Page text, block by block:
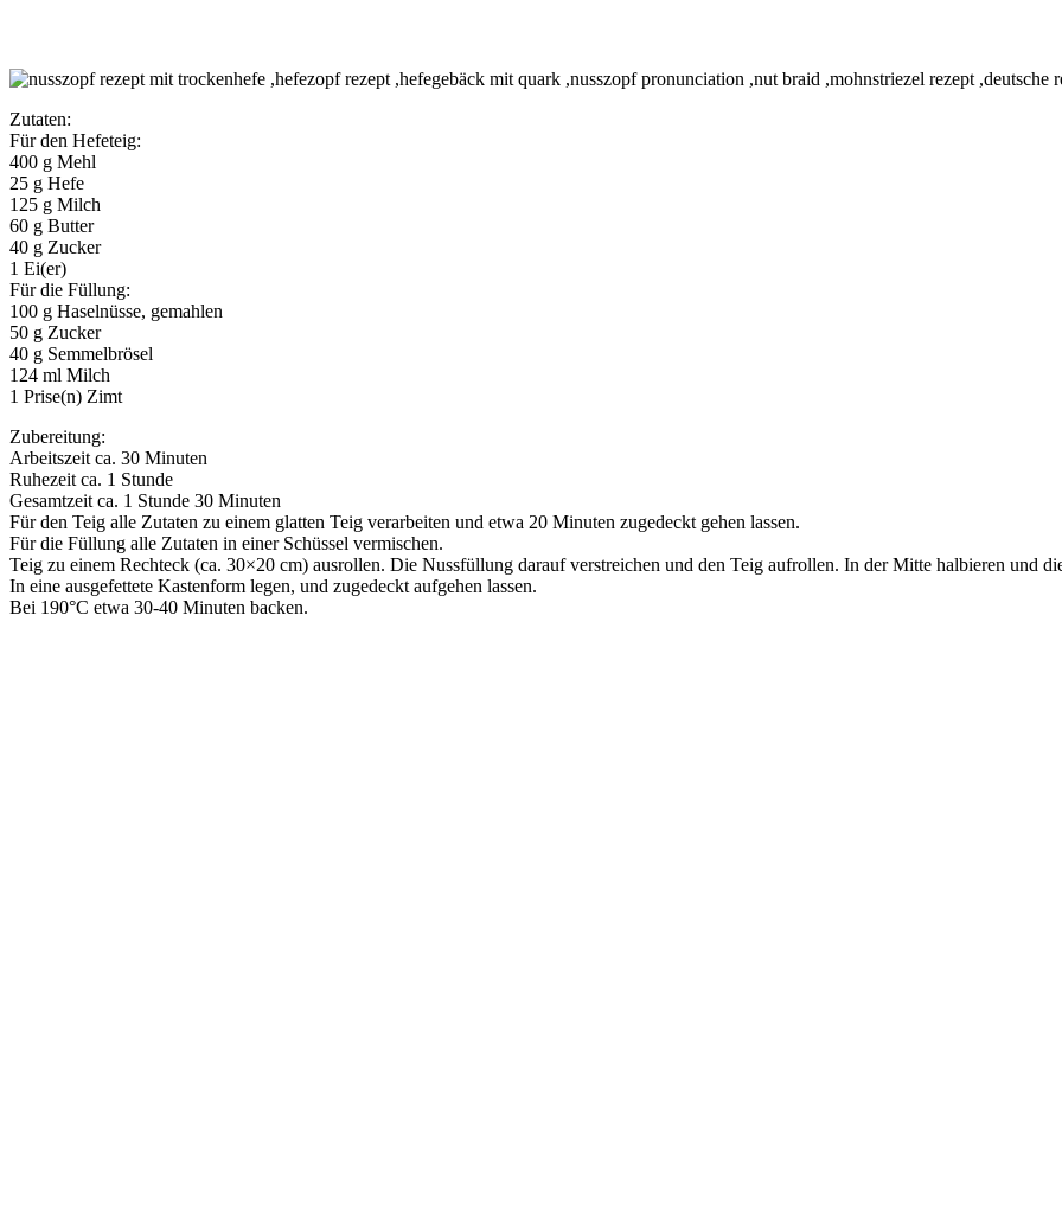
Zutaten:
Für den Hefeteig:
400 g Mehl
25 g Hefe
125 g Milch
60 g Butter
40 g Zucker
1 Ei(er)
Für die Füllung:
100 g Haselnüsse, gemahlen
50 g Zucker
40 g Semmelbrösel
124 ml Milch
1 Prise(n) Zimt
Zubereitung:
Arbeitszeit ca. 30 Minuten
Ruhezeit ca. 1 Stunde
Gesamtzeit ca. 1 Stunde 30 Minuten
Für den Teig alle Zutaten zu einem glatten Teig verarbeiten und etwa 20 Minuten zugedeckt gehen lassen.
Für die Füllung alle Zutaten in einer Schüssel vermischen.
Teig zu einem Rechteck (ca. 30×20 cm) ausrollen. Die Nussfüllung darauf verstreichen und den Teig aufrollen. In der Mitte halbieren und
In eine ausgefettete Kastenform legen, und zugedeckt aufgehen lassen.
Bei 190°C etwa 30-40 Minuten backen.